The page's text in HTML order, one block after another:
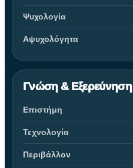
Ψυχολογία
Αψυχολόγητα
Γνώση & Εξερεύνηση
Επιστήμη
Τεχνολογία
Περιβάλλον